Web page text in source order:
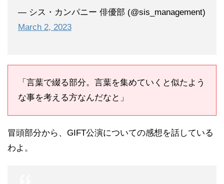
— シス・カンパニー 俳優部 (@sis_management)
March 2, 2023
「言葉で綴る部分。言葉を集めていくと似たよう
な事を考える方なんだなと」
冒頭部分から、GIFT公演についての感想を話している
わよ。